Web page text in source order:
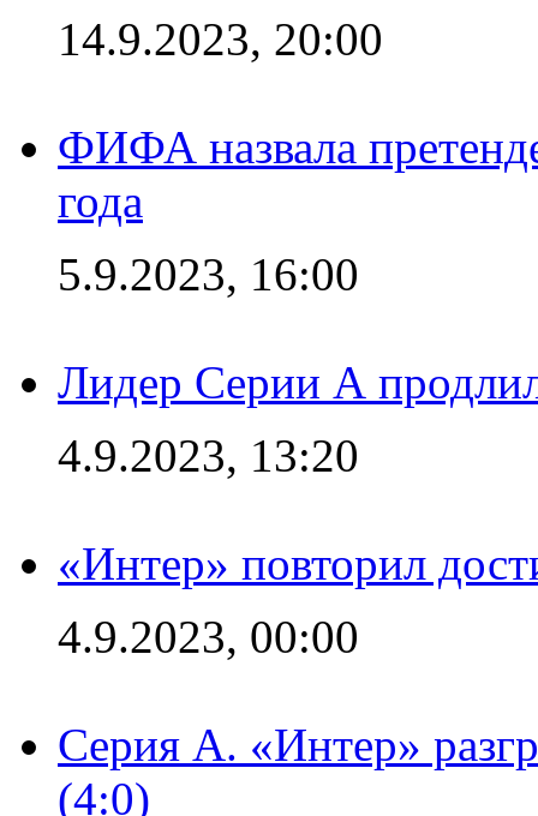
14.9.2023, 20:00
ФИФА назвала
года
5.9.2023, 16:00
Лидер Серии А
4.9.2023, 13:20
«Интер» повторил
4.9.2023, 00:00
Серия А. «Интер»
(4:0)